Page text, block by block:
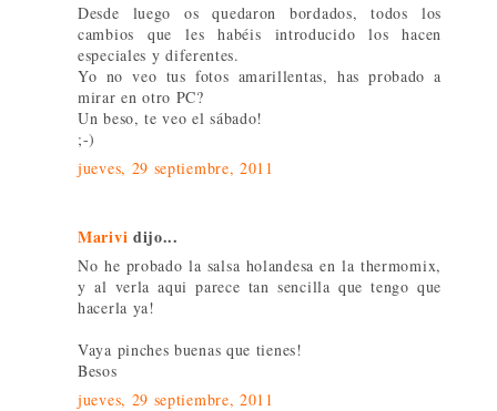
Desde luego os quedaron bordados, todos los
cambios que les habéis introducido los hacen
especiales y diferentes.
Yo no veo tus fotos amarillentas, has probado a
mirar en otro PC?
Un beso, te veo el sábado!
;-)
jueves, 29 septiembre, 2011
Marivi dijo...
No he probado la salsa holandesa en la thermomix,
y al verla aqui parece tan sencilla que tengo que
hacerla ya!
Vaya pinches buenas que tienes!
Besos
jueves, 29 septiembre, 2011